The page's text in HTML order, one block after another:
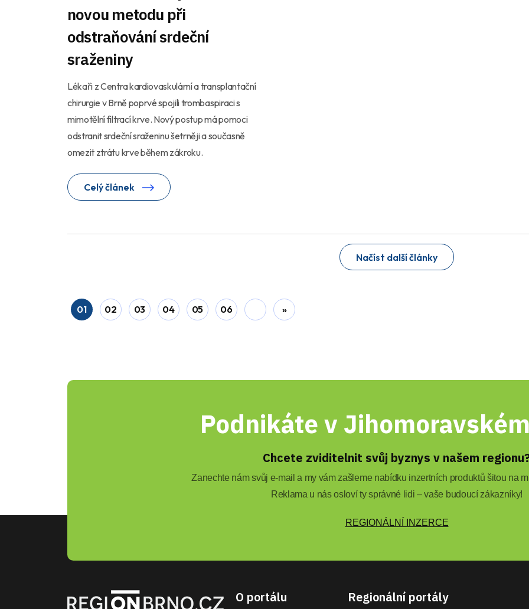
novou metodu při
odstraňování srdeční
sraženiny
Lékaři z Centra kardiovaskulární a transplantační
chirurgie v Brně poprvé spojili trombaspiraci s
mimotělní filtrací krve. Nový postup má pomoci
odstranit srdeční sraženinu šetrněji a současně
omezit ztrátu krve během zákroku.
Celý článek
Načíst další články
01 02 03 04 05 06 »
Podnikáte v
Chcete zviditelnit svůj byznys v našem
Zanechte nám svůj e-mail a my vám zašleme nabídku inzertních produktů šitou na
Reklama u nás osloví ty správné lidi – vaše budoucí zákazníky!
REGIONÁLNÍ INZERCE
O portálu Regionální portály